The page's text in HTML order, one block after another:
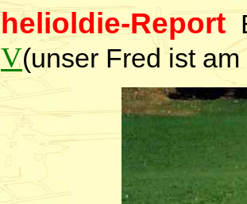
helioldie-Report
V(unser Fred ist